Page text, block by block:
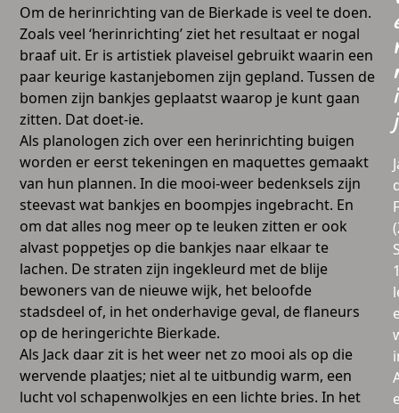
Om de herinrichting van de Bierkade is veel te doen.
Zoals veel ‘herinrichting’ ziet het resultaat er nogal
braaf uit. Er is artistiek plaveisel gebruikt waarin een
paar keurige kastanjebomen zijn gepland. Tussen de
bomen zijn bankjes geplaatst waarop je kunt gaan
zitten. Dat doet-ie.
Als planologen zich over een herinrichting buigen
worden er eerst tekeningen en maquettes gemaakt
van hun plannen. In die mooi-weer bedenksels zijn
steevast wat bankjes en boompjes ingebracht. En
om dat alles nog meer op te leuken zitten er ook
alvast poppetjes op die bankjes naar elkaar te
lachen. De straten zijn ingekleurd met de blije
bewoners van de nieuwe wijk, het beloofde
stadsdeel of, in het onderhavige geval, de flaneurs
op de heringerichte Bierkade.
Als Jack daar zit is het weer net zo mooi als op die
wervende plaatjes; niet al te uitbundig warm, een
lucht vol schapenwolkjes en een lichte bries. In het
i
j